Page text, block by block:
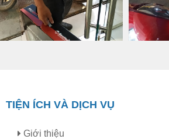
TIỆN ÍCH VÀ DỊCH VỤ
Giới thiệu